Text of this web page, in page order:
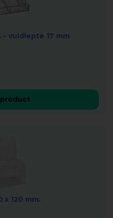
vuldiepte 17 mm
x 120 mm.